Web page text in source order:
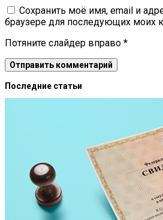
Сохранить моё имя, email и
браузере для последующих моих
Потяните слайдер вправо *
Последние статьи